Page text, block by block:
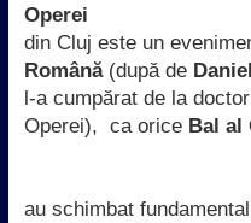
Operei
din Cluj este un
Română (după de
l-a cumpărat de la
Operei), ca orice Bal al
au schimbat